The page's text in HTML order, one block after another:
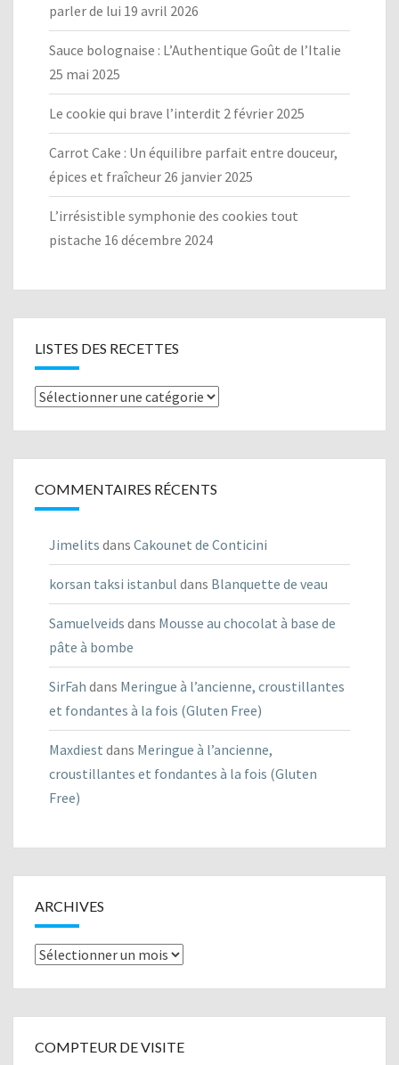
parler de lui 19 avril 2026
Sauce bolognaise : L’Authentique Goût de l’Italie
25 mai 2025
Le cookie qui brave l’interdit 2 février 2025
Carrot Cake : Un équilibre parfait entre douceur,
épices et fraîcheur 26 janvier 2025
L’irrésistible symphonie des cookies tout
pistache 16 décembre 2024
LISTES DES RECETTES
Listes
COMMENTAIRES RÉCENTS
Jimelits dans Cakounet de Conticini
korsan taksi istanbul dans Blanquette de veau
Samuelveids dans Mousse au chocolat à base de
pâte à bombe
SirFah dans Meringue à l’ancienne, croustillantes
et fondantes à la fois (Gluten Free)
Maxdiest dans Meringue à l’ancienne,
croustillantes et fondantes à la fois (Gluten
Free)
ARCHIVES
Archives
COMPTEUR DE VISITE